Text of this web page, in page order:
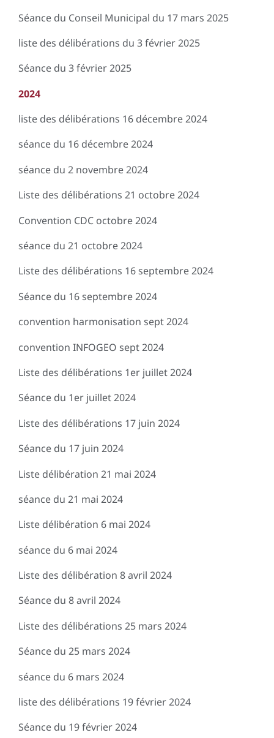
Séance du Conseil Municipal du 17 mars 2025
liste des délibérations du 3 février 2025
Séance du 3 février 2025
2024
liste des délibérations 16 décembre 2024
séance du 16 décembre 2024
séance du 2 novembre 2024
Liste des délibérations 21 octobre 2024
Convention CDC octobre 2024
séance du 21 octobre 2024
Liste des délibérations 16 septembre 2024
Séance du 16 septembre 2024
convention harmonisation sept 2024
convention INFOGEO sept 2024
Liste des délibérations 1er juillet 2024
Séance du 1er juillet 2024
Liste des délibérations 17 juin 2024
Séance du 17 juin 2024
Liste délibération 21 mai 2024
séance du 21 mai 2024
Liste délibération 6 mai 2024
séance du 6 mai 2024
Liste des délibération 8 avril 2024
Séance du 8 avril 2024
Liste des délibérations 25 mars 2024
Séance du 25 mars 2024
séance du 6 mars 2024
liste des délibérations 19 février 2024
Séance du 19 février 2024